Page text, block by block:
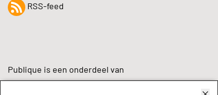
RSS-feed
Publique is een onderdeel van